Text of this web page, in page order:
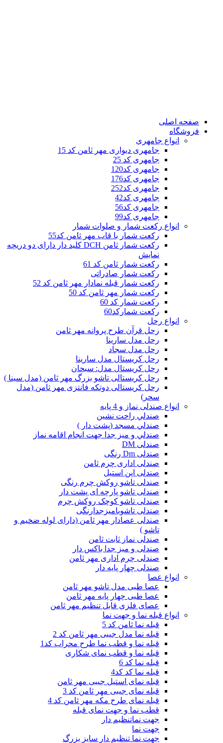
صفحه اصلی
فروشگاه
انواع جامهری
جامهری دیواری مهر ثامن کد 15
جامهری کد 25
جامهری کد120
جامهری کد176
جامهری کد252
جامهری کد42
جامهری کد56
جامهری کد99
انواع رکعت شمار و صلوات شمار
رکعت شمار با قاب مهر ثامن کد55
رکعت شمار ثامن DCH کلید دار دارای دو دریچه
نمایش
رکعت شمار ثامن کد 61
رکعت شمار صادراتی
رکعت شمار قبله نمادار مهر ثامن کد 52
رکعت شمار مهر ثامن کد 50
رکعت شمار کد 60
رکعت شمارکد60
انواع رحل
رحل قرآن طرح پروانه مهر ثامن
رحل مدل سارینا
رحل مدل سجاد
رحل کریستال مدل سارینا
رحل کریستال مدل: سبحان
رحل کریستالی تاشو بزرگ مهر ثامن (مدل سینا )
رحل کریستالی دوتکه فانتزی مهر ثامن (مدل
سحر)
انواع صندلی نماز و 4 پایه
صندلي راحت نشين
صندلي مسجد (پشت دار )
صندلي و ميز جدا جهت انجام اقامه نماز
صندلی DM
صندلی Dm رنگی
صندلی اداری چرم ثامن
صندلی اپن استیل
صندلی تاشو روکش چرم رنگی
صندلی تاشو پارچه ای پشت دار
صندلی تاشو کوچک روکش چرم
صندلی تاشوبامیزجدارنگی
صندلی عصادار مهر ثامن (دارای لوله ضخیم و
تاشو )
صندلی نماز ثابت ثامن
صندلی و میز جدا باکس دار
صندلی چرم اداری مهر ثامن
صندلی چهار پایه دار
انواع عصا
عصا طبی مدل تاشو مهر ثامن
عصا طبی چهار پایه مهر ثامن
عصای فلزی قابل تنظیم مهر ثامن
انواع قبله نما و جهت نما
قبله نما ثامن کد 5
قبله نما مدل جیبی مهر ثامن کد 2
قبله نما و قطب نما طرح محراب کد1
قبله نما و قطب نمای شکاری
قبله نما کد 6
قبله نما کد کد4
قبله نمای استیل جیبی مهر ثامن
قبله نمای جیبی مهر ثامن کد 3
قبله نمای طرح مکه مهر ثامن کد 4
قطب نما و جهت نمای قبله
جهت نماتنظیم دار
جهت نما
جهت نما تنظیم دار سایز بزرگ